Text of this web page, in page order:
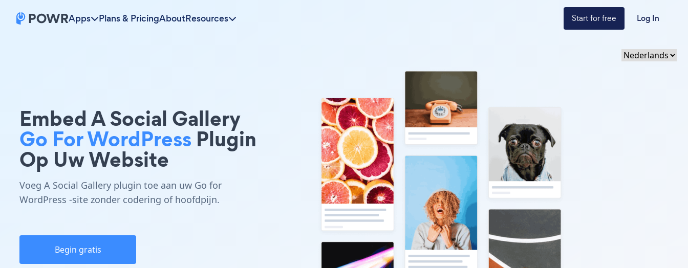
Apps Plans & PricingAboutResources Start for free Log In
Embed A Social Gallery
Go For WordPress Plugin
Op Uw Website
Voeg A Social Gallery plugin toe aan uw Go for
WordPress -site zonder codering of hoofdpijn.
Begin gratis